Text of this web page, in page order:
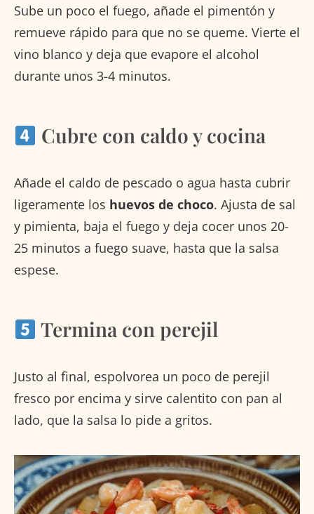
Sube un poco el fuego, añade el pimentón y
remueve rápido para que no se queme. Vierte el
vino blanco y deja que evapore el alcohol
durante unos 3-4 minutos.
Cubre con caldo y cocina
Añade el caldo de pescado o agua hasta cubrir
ligeramente los huevos de choco. Ajusta de sal
y pimienta, baja el fuego y deja cocer unos 20-
25 minutos a fuego suave, hasta que la salsa
espese.
Termina con perejil
Justo al final, espolvorea un poco de perejil
fresco por encima y sirve calentito con pan al
lado, que la salsa lo pide a gritos.